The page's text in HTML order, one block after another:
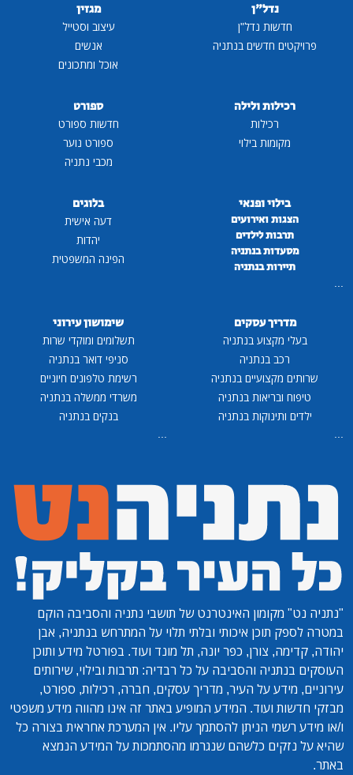
נדל"ן
חדשות נדל"ן
פרויקטים חדשים בנתניה
מגזין
עיצוב וסטייל
אנשים
אוכל ומתכונים
רכילות ולילה
רכילות
מקומות בילוי
ספורט
חדשות ספורט
ספורט נוער
מכבי נתניה
בילוי ופנאי
הצגות ואירועים
תרבות לילדים
מסעדות בנתניה
תיירות בנתניה
...
בלוגים
דעה אישית
יהדות
הפינה המשפטית
מדריך עסקים
בעלי מקצוע בנתניה
רכב בנתניה
שרותים מקצועיים בנתניה
טיפוח ובריאות בנתניה
ילדים ותינוקות בנתניה
...
שימושון עירוני
תשלומים ומוקדי שרות
סניפי דואר בנתניה
רשימת טלפונים חיוניים
משרדי ממשלה בנתניה
בנקים בנתניה
...
"נתניה נט" מקומון האינטרנט של תושבי נתניה והסביבה הוקם
במטרה לספק תוכן איכותי ובלתי תלוי על המתרחש בנתניה, אבן
יהודה, קדימה, צורן, כפר יונה, תל מונד ועוד. בפורטל מידע ותוכן
העוסקים בנתניה והסביבה על כל רבדיה: תרבות ובילוי, שירותים
עירוניים, מידע על העיר, מדריך עסקים, חברה, רכילות, ספורט,
מבזקי חדשות ועוד. המידע המופיע באתר זה אינו מהווה מידע משפטי
ו/או מידע רשמי הניתן להסתמך עליו. אין המערכת אחראית בצורה כל
שהיא על נזקים כלשהם שנגרמו מהסתמכות על המידע הנמצא
באתר.